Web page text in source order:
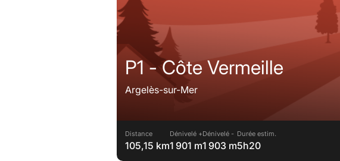
P1 - Côte Vermeille
Argelès-sur-Mer
Distance
105,15 km
Dénivelé +
1 901 m
Dénivelé -
1 903 m
Durée estim.
5h20